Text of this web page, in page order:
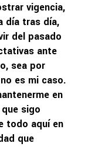
vigencia,
día tras día,
del pasado
ante
sea por
es mi caso.
en
sigo
todo aquí en
que